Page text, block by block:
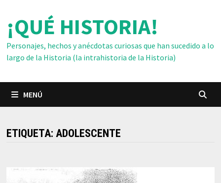
contenido
¡QUÉ HISTORIA!
Personajes, hechos y anécdotas curiosas que han sucedido a lo
largo de la Historia (la intrahistoria de la Historia)
MENÚ
ETIQUETA: ADOLESCENTE